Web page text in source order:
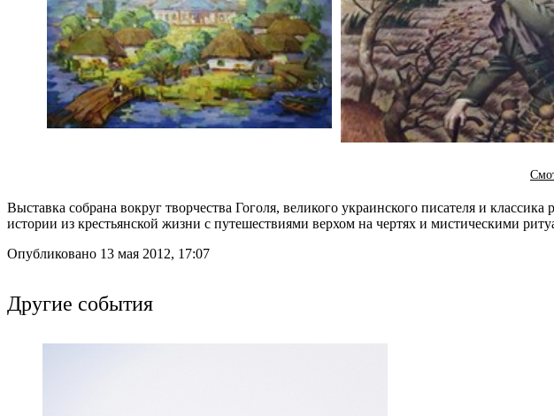
Выставка собрана вокруг творчества Гоголя, великого украинского писателя и
истории из крестьянской жизни с путешествиями верхом на чертях и мистическими
Опубликовано 13 мая 2012, 17:07
Другие события